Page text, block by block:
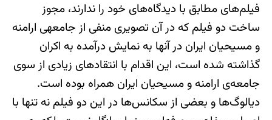
فیلم‌های مطابق با دیدگاه‌های خود را ندارند، مجوز
ساخت دو فیلم که در آن تصویری منفی از جامعه‎ی ارامنه
و مسیحیان ایران در آنها به نمایش درآمده به اکران
گذاشته شده است، این اقدام با انتقادهای زیادی از سوی
جامعه‏‌ی ارامنه و مسیحیان ایران همراه بوده است.
دیالوگ‌ها و بعضی از سکانس‌ها در این دو فیلم نه تنها با